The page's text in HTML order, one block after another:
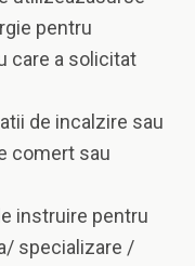
pentru
care a solicitat
de incalzire sau
comert sau
pentru
specializare /